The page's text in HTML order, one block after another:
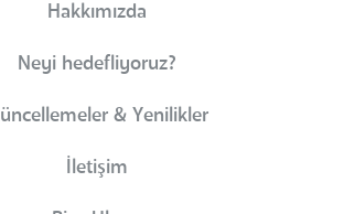
Hakkımızda
Neyi hedefliyoruz?
& Yenilikler
İletişim